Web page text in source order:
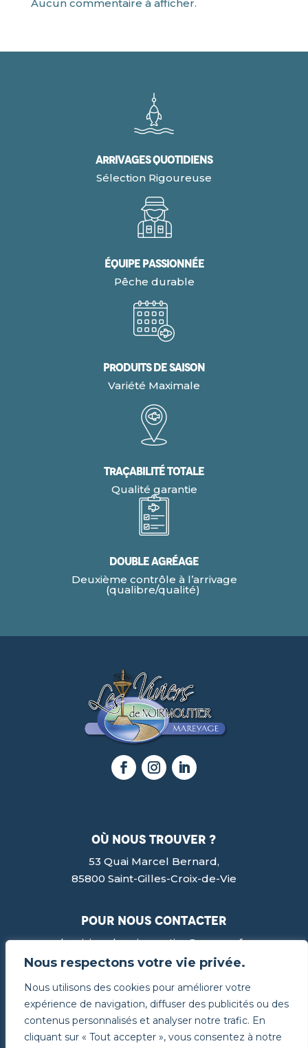
Nous respectons votre vie privée.
Nous utilisons des cookies pour améliorer votre
expérience de navigation, diffuser des publicités ou des
contenus personnalisés et analyser notre trafic. En
cliquant sur « Tout accepter », vous consentez à notre
Aucun commentaire à afficher.
Arrivages quotidiens
Sélection Rigoureuse
Équipe Passionnée
Pêche durable
Produits de Saison
Variété Maximale
Traçabilité Totale
Qualité garantie
Double agréage
Deuxième contrôle à l’arrivage
(qualibre/qualité)
où nous trouver ?
53 Quai Marcel Bernard,
85800 Saint-Gilles-Croix-de-Vie
pour nous contacter
lesviviersdenoirmoutier@orange.fr
02 51 60 13 68
© Les Viviers de Noirmoutier 2024 – Site internet
owmel – Mentions légales